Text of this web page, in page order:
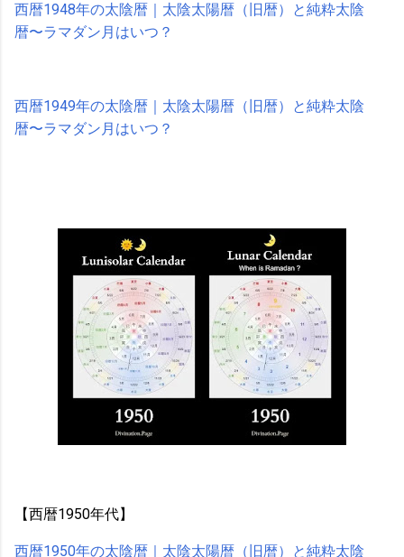
西暦1948年の太陰暦｜太陰太陽暦（旧暦）と純粋太陰
暦〜ラマダン月はいつ？
西暦1949年の太陰暦｜太陰太陽暦（旧暦）と純粋太陰
暦〜ラマダン月はいつ？
【西暦1950年代】
西暦1950年の太陰暦｜太陰太陽暦（旧暦）と純粋太陰